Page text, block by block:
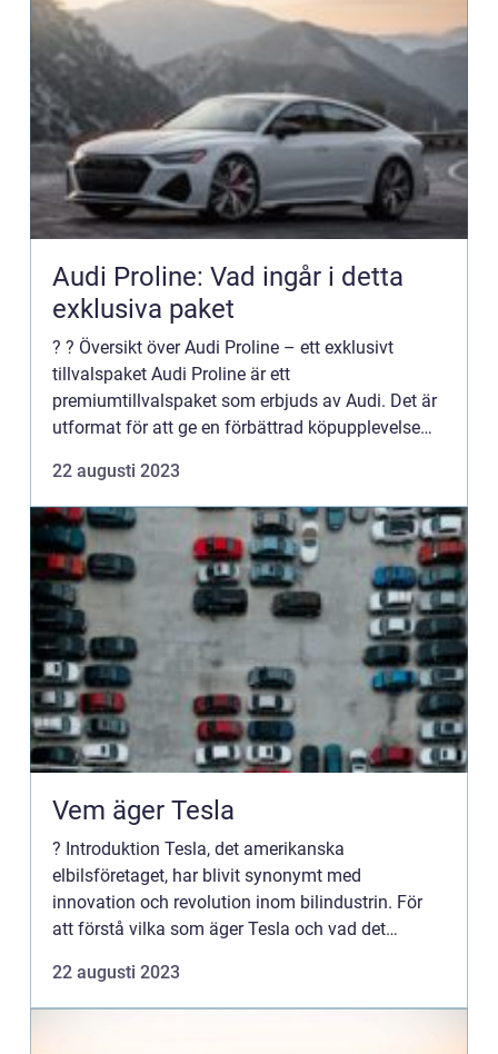
Audi Proline: Vad ingår i detta
exklusiva paket
? ? Översikt över Audi Proline – ett exklusivt
tillvalspaket Audi Proline är ett
premiumtillvalspaket som erbjuds av Audi. Det är
utformat för att ge en förbättrad köpupplevelse
exklusiva funkti...
22 augusti 2023
Vem äger Tesla
? Introduktion Tesla, det amerikanska
elbilsföretaget, har blivit synonymt med
innovation och revolution inom bilindustrin. För
att förstå vilka som äger Tesla och vad det
olika typerna av ägare, kvantita...
22 augusti 2023